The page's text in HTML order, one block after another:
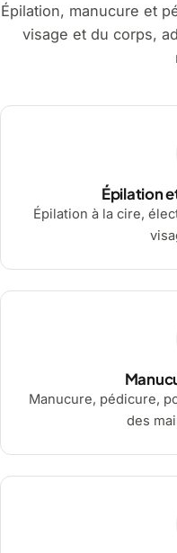
Épilation, manucure et
visage et du corps,
Épilation
Épilation à la cire,
Manucure, pédicure,
des